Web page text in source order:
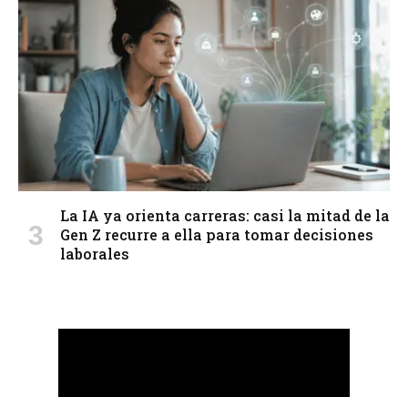
La IA ya orienta carreras: casi la mitad de la
Gen Z recurre a ella para tomar decisiones
laborales